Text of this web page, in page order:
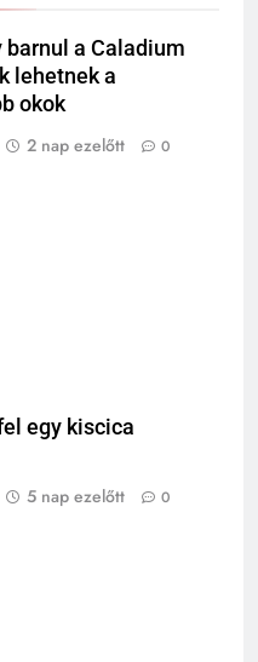
barnul a Caladium
lehetnek a
okok
2 nap ezelőtt 0
egy kiscica
5 nap ezelőtt 0